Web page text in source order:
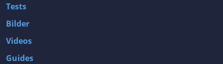
Tests
Bilder
Videos
Guides